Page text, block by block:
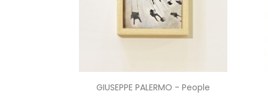
 Anteprima
GIUSEPPE PALERMO - People